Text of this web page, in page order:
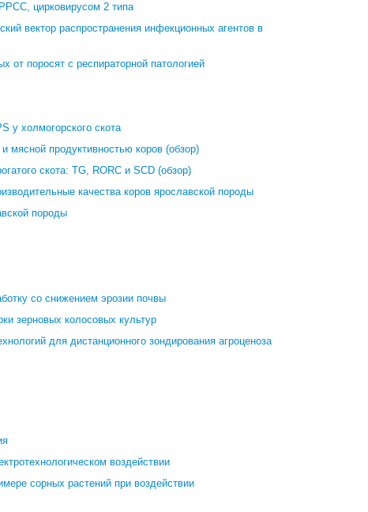
РРСС, цирковирусом 2 типа
вектор распространения инфекционных агентов в
от поросят с респираторной патологией
у холмогорского скота
мясной продуктивностью коров (обзор)
скота: TG, RORC и SCD (обзор)
качества коров ярославской породы
породы
со снижением эрозии почвы
зерновых колосовых культур
для дистанционного зондирования агроценоза
воздействии
сорных растений при воздействии